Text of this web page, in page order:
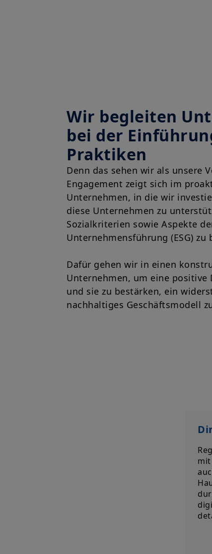
Wir begleiten
bei der
Praktiken
Denn das sehen wir als unsere
Engagement zeigt sich im
Unternehmen, in die wir
diese Unternehmen zu
Sozialkriterien sowie Aspekte
Unternehmensführung (ESG) zu
Dafür gehen wir in einen
Unternehmen, um eine positive
und sie zu bestärken, ein
nachhaltiges Geschäftsmodell